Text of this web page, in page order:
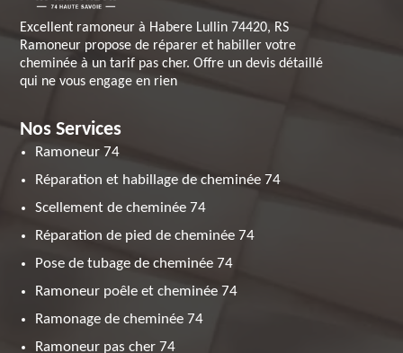
Excellent ramoneur à Habere Lullin 74420, RS
Ramoneur propose de réparer et habiller votre
cheminée à un tarif pas cher. Offre un devis détaillé
qui ne vous engage en rien
Nos Services
Ramoneur 74
Réparation et habillage de cheminée 74
Scellement de cheminée 74
Réparation de pied de cheminée 74
Pose de tubage de cheminée 74
Ramoneur poêle et cheminée 74
Ramonage de cheminée 74
Ramoneur pas cher 74